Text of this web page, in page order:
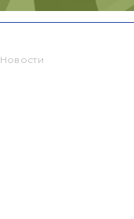
Новости